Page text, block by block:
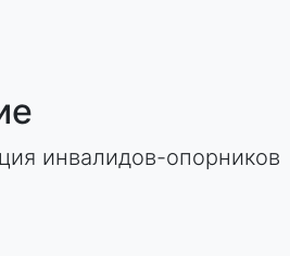
инвалидов-опорников